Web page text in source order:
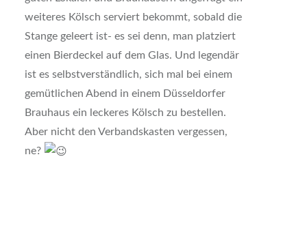
weiteres Kölsch serviert bekommt, sobald die
Stange geleert ist- es sei denn, man platziert
einen Bierdeckel auf dem Glas. Und legendär
ist es selbstverständlich, sich mal bei einem
gemütlichen Abend in einem Düsseldorfer
Brauhaus ein leckeres Kölsch zu bestellen.
Aber nicht den Verbandskasten vergessen,
ne?